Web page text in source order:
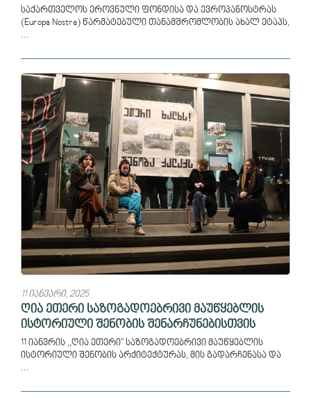
საქართველოს ეროვნული ფონდისა და ევროპანოსტრას
(Europa Nostra) წარმატებული თანამშრომლობის ახალ ეტაპს,
...
11 იანვარი, 2025
ღია ეთერი საზოგადოებრივი მაუწყებლის
ისტორიული შენობის შენარჩუნებისთვის
11 იანვრის ,,ღია ეთერი" საზოგადოებრივი მაუწყებლის
ისტორიული შენობის არქიტექტურას, მის გადარჩენასა და
...